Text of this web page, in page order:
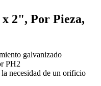
2", Por Pieza,
galvanizado
PH2
necesidad de un orificio